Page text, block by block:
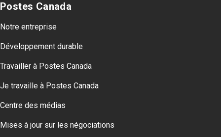
Postes Canada
Notre entreprise
Développement durable
Travailler à Postes Canada
Je travaille à Postes Canada
Centre des médias
Mises à jour sur les négociations